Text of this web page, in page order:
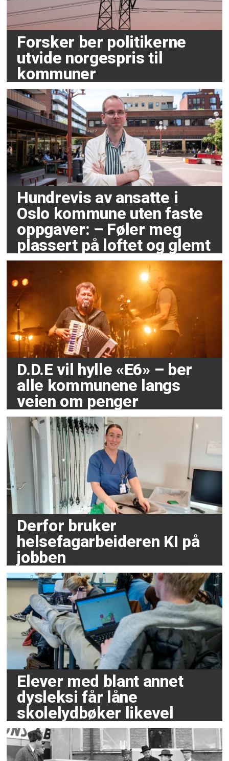
Forsker ber politikerne
utvide norgespris til
kommuner
Hundrevis av ansatte i
Oslo kommune uten faste
oppgaver: – Føler meg
plassert på loftet og glemt
D.D.E vil hylle «E6» – ber
alle kommunene langs
veien om penger
Derfor bruker
helsefagarbeideren KI på
jobben
Elever med blant annet
dysleksi får låne
skolelydbøker likevel